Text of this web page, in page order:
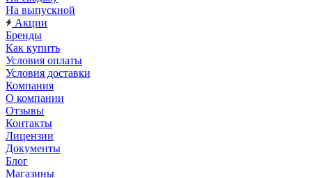
На выпускной
Акции
Бренды
Как купить
Условия оплаты
Условия доставки
Компания
О компании
Отзывы
Контакты
Лицензии
Документы
Блог
Магазины